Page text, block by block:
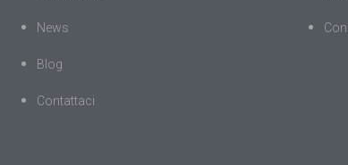
News
Blog
Contattaci